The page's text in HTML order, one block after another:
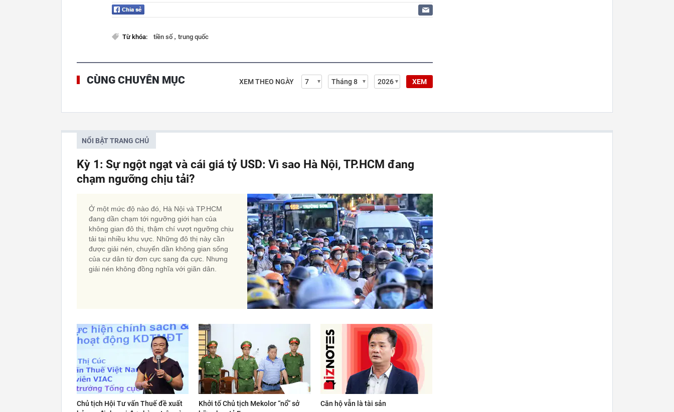
Từ khóa: tiền số , trung quốc
CÙNG CHUYÊN MỤC XEM THEO NGÀY XEM
NỔI BẬT TRANG CHỦ
Kỳ 1: Sự ngột ngạt và cái giá tỷ USD: Vì sao Hà Nội, TP.HCM đang
chạm ngưỡng chịu tải?
Ở một mức độ nào đó, Hà Nội và TP.HCM
đang dần chạm tới ngưỡng giới hạn của
không gian đô thị, thậm chí vượt ngưỡng chịu
tải tại nhiều khu vực. Những đô thị này cần
được giải nén, chuyển dần không gian sống
của cư dân từ đơn cực sang đa cực. Nhưng
giải nén không đồng nghĩa với giãn dân.
Chủ tịch Hội Tư vấn Thuế đề xuất
Khởi tố Chủ tịch Mekolor “nổ” sở
Căn hộ vẫn là tài sản